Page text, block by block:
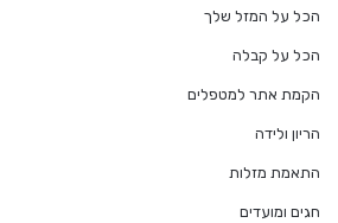
הכל על המזל שלך
הכל על קבלה
הקמת אתר למטפלים
הריון ולידה
התאמת מזלות
חגים ומועדים